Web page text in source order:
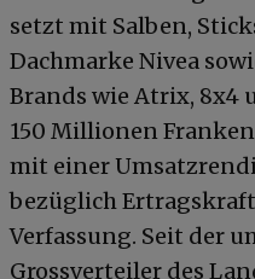
setzt mit Salben,
Dachmarke Nivea
Brands wie Atrix, 8x4
150 Millionen
mit einer
bezüglich
Verfassung. Seit der
Grossverteiler des